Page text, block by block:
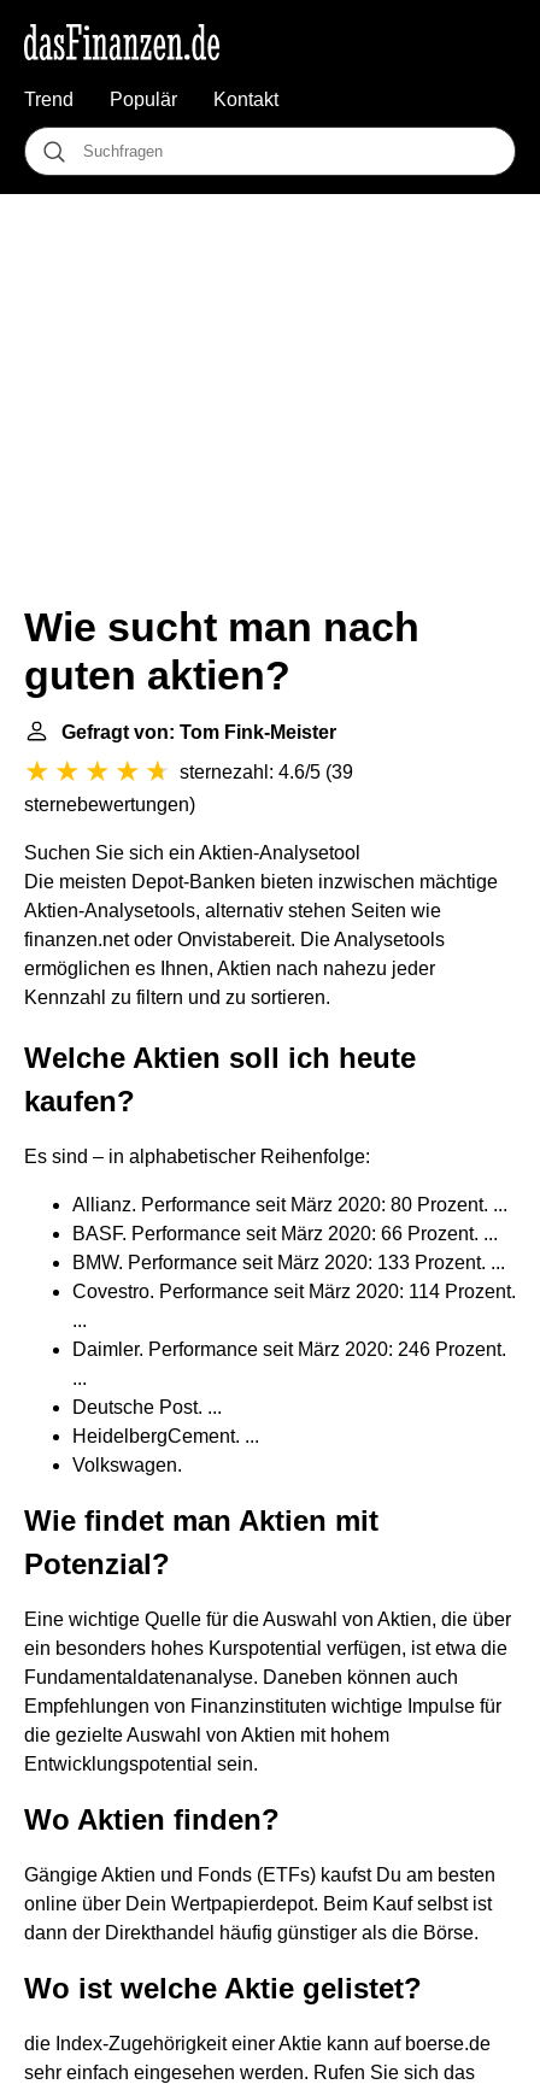
Trend Populär Kontakt
Wie sucht man nach
guten aktien?
Gefragt von: Tom Fink-Meister
sternezahl: 4.6/5 (39
sternebewertungen)
Suchen Sie sich ein Aktien-Analysetool
Die meisten Depot-Banken bieten inzwischen mächtige
Aktien-Analysetools, alternativ stehen Seiten wie
finanzen.net oder Onvistabereit. Die Analysetools
ermöglichen es Ihnen, Aktien nach nahezu jeder
Kennzahl zu filtern und zu sortieren.
Welche Aktien soll ich heute
kaufen?
Es sind – in alphabetischer Reihenfolge:
Allianz. Performance seit März 2020: 80 Prozent. ...
BASF. Performance seit März 2020: 66 Prozent. ...
BMW. Performance seit März 2020: 133 Prozent. ...
Covestro. Performance seit März 2020: 114 Prozent.
...
Daimler. Performance seit März 2020: 246 Prozent.
...
Deutsche Post. ...
HeidelbergCement. ...
Volkswagen.
Wie findet man Aktien mit
Potenzial?
Eine wichtige Quelle für die Auswahl von Aktien, die über
ein besonders hohes Kurspotential verfügen, ist etwa die
Fundamentaldatenanalyse. Daneben können auch
Empfehlungen von Finanzinstituten wichtige Impulse für
die gezielte Auswahl von Aktien mit hohem
Entwicklungspotential sein.
Wo Aktien finden?
Gängige Aktien und Fonds (ETFs) kaufst Du am besten
online über Dein Wertpapierdepot. Beim Kauf selbst ist
dann der Direkthandel häufig günstiger als die Börse.
Wo ist welche Aktie gelistet?
die Index-Zugehörigkeit einer Aktie kann auf boerse.de
sehr einfach eingesehen werden. Rufen Sie sich das